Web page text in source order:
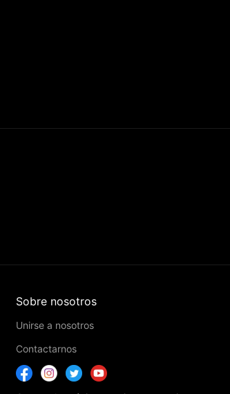
Sobre nosotros
Unirse a nosotros
Contactarnos